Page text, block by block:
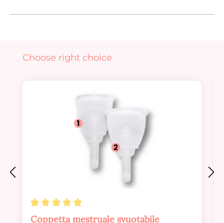
Salta la galleria dei prodotti
Choose right choice
Valutazione media di 4.88 su 5 stelle
Coppetta mestruale svuotabile